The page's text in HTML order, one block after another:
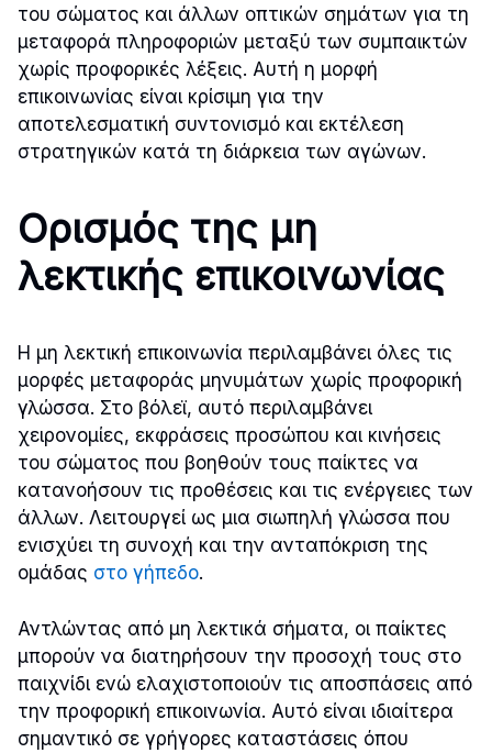
του σώματος και άλλων οπτικών σημάτων για τη
μεταφορά πληροφοριών μεταξύ των συμπαικτών
χωρίς προφορικές λέξεις. Αυτή η μορφή
επικοινωνίας είναι κρίσιμη για την
αποτελεσματική συντονισμό και εκτέλεση
στρατηγικών κατά τη διάρκεια των αγώνων.
Ορισμός της μη
λεκτικής επικοινωνίας
Η μη λεκτική επικοινωνία περιλαμβάνει όλες τις
μορφές μεταφοράς μηνυμάτων χωρίς προφορική
γλώσσα. Στο βόλεϊ, αυτό περιλαμβάνει
χειρονομίες, εκφράσεις προσώπου και κινήσεις
του σώματος που βοηθούν τους παίκτες να
κατανοήσουν τις προθέσεις και τις ενέργειες των
άλλων. Λειτουργεί ως μια σιωπηλή γλώσσα που
ενισχύει τη συνοχή και την ανταπόκριση της
ομάδας στο γήπεδο.
Αντλώντας από μη λεκτικά σήματα, οι παίκτες
μπορούν να διατηρήσουν την προσοχή τους στο
παιχνίδι ενώ ελαχιστοποιούν τις αποσπάσεις από
την προφορική επικοινωνία. Αυτό είναι ιδιαίτερα
σημαντικό σε γρήγορες καταστάσεις όπου